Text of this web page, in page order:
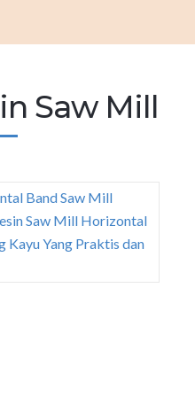
Saw Mill